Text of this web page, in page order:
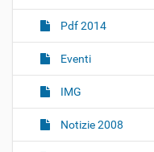
i
n
Pdf 2014
Eventi
IMG
Notizie 2008